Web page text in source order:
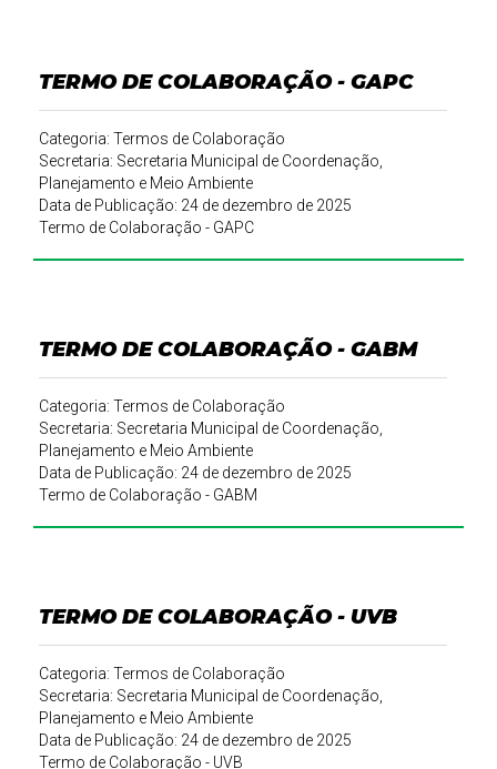
TERMO DE COLABORAÇÃO - GAPC
Categoria: Termos de Colaboração
Secretaria: Secretaria Municipal de Coordenação,
Planejamento e Meio Ambiente
Data de Publicação: 24 de dezembro de 2025
Termo de Colaboração - GAPC
TERMO DE COLABORAÇÃO - GABM
Categoria: Termos de Colaboração
Secretaria: Secretaria Municipal de Coordenação,
Planejamento e Meio Ambiente
Data de Publicação: 24 de dezembro de 2025
Termo de Colaboração - GABM
TERMO DE COLABORAÇÃO - UVB
Categoria: Termos de Colaboração
Secretaria: Secretaria Municipal de Coordenação,
Planejamento e Meio Ambiente
Data de Publicação: 24 de dezembro de 2025
Termo de Colaboração - UVB